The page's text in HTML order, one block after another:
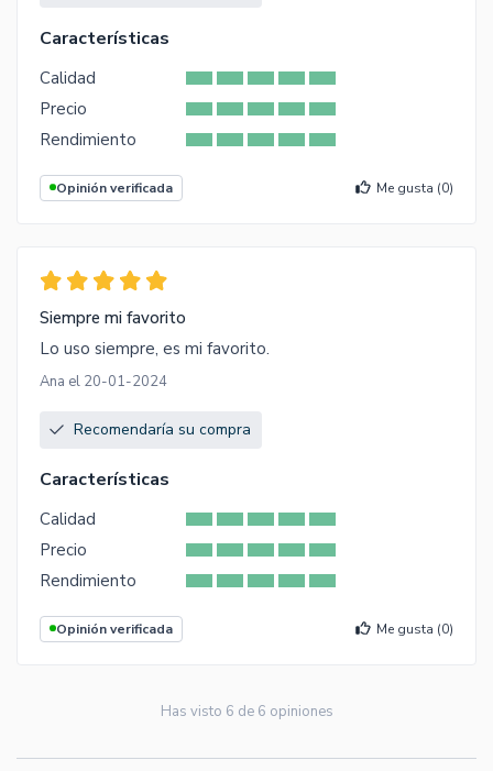
Características
Calidad
Precio
Rendimiento
Opinión verificada Me gusta (0)
Siempre mi favorito
Lo uso siempre, es mi favorito.
Ana el 20-01-2024
Recomendaría su compra
Características
Calidad
Precio
Rendimiento
Opinión verificada Me gusta (0)
Has visto 6 de 6 opiniones